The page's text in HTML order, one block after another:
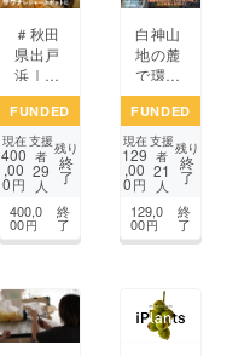
＃秋田
県出戸
浜｜廃
業した
海の家
が壮大
な日本
海を眺
めるサ
ウナに
生まれ
FUNDED
現在
400
,00
0円
支援
者
29
人
残り
終
了
400,0
00円
終
了
白神山
地の麓
で環境
にやさ
しい
「藤里
まちな
か
ミュー
ジックf
es.」
催！
FUNDED
現在
129
,00
0円
支援
者
21
人
残り
終
了
129,0
00円
終
了